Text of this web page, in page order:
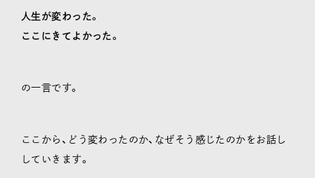
人生が変わった。
ここにきてよかった。
の一言です。
ここから、どう変わったのか、なぜそう感じたのかをお話し
していきます。